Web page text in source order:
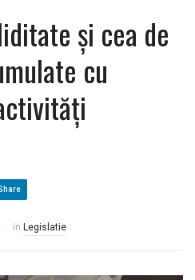
și cea de
cu
in Legislatie